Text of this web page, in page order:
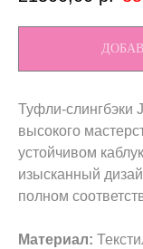
Туфли-слингбэки
высокого
устойчивом
изысканный
полном
Материал: